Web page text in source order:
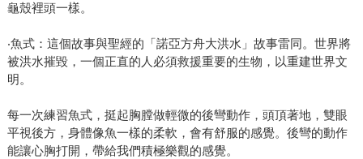
龜殼裡頭一樣。
‧魚式：這個故事與聖經的「諾亞方舟大洪水」故事雷同。世界將
被洪水摧毀，一個正直的人必須救援重要的生物，以重建世界文
明。
每一次練習魚式，挺起胸膛做輕微的後彎動作，頭頂著地，雙眼
平視後方，身體像魚一樣的柔軟，會有舒服的感覺。後彎的動作
能讓心胸打開，帶給我們積極樂觀的感覺。